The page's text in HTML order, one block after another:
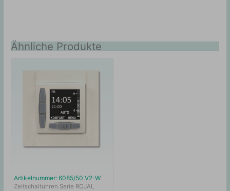
Ähnliche Produkte
Artikelnummer: 6085/50.V2-W
Zeitschaltuhren Serie ROJAL